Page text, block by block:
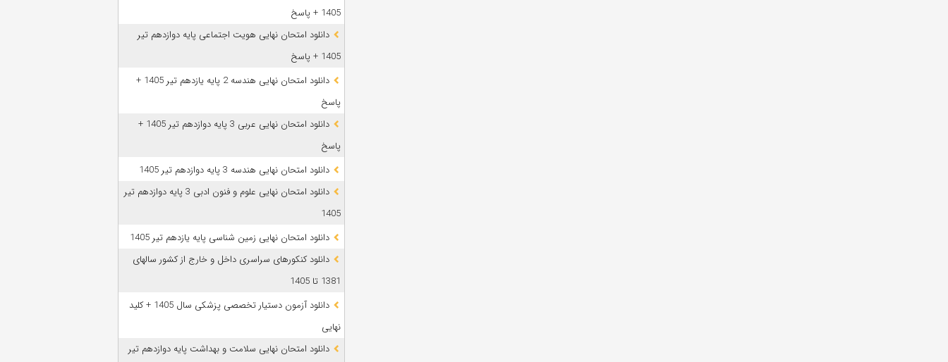
1405 + پاسخ
دانلود امتحان نهایی هویت اجتماعی پایه دوازدهم تیر
1405 + پاسخ
دانلود امتحان نهایی هندسه 2 پایه یازدهم تیر 1405 +
پاسخ
دانلود امتحان نهایی عربی 3 پایه دوازدهم تیر 1405 +
پاسخ
دانلود امتحان نهایی هندسه 3 پایه دوازدهم تیر 1405
دانلود امتحان نهایی علوم و فنون ادبی 3 پایه دوازدهم تیر
1405
دانلود امتحان نهایی زمین شناسی پایه یازدهم تیر 1405
دانلود کنکورهای سراسری داخل و خارج از کشور سالهای
1381 تا 1405
دانلود آزمون دستیار تخصصی پزشکی سال 1405 + کلید
نهایی
دانلود امتحان نهایی سلامت و بهداشت پایه دوازدهم تیر